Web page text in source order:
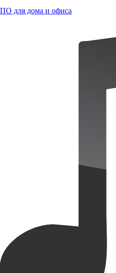
ПО для дома и офиса